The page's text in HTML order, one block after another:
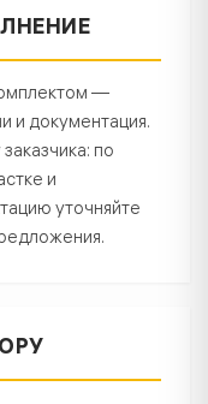
—
и документация.
по
и
уточняйте